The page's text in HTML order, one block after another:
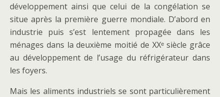
développement ainsi que celui de la congélation se
situe après la première guerre mondiale. D’abord en
industrie puis s’est lentement propagée dans les
ménages dans la deuxième moitié de XXᵉ siècle grâce
au développement de l’usage du réfrigérateur dans
les foyers.
Mais les aliments industriels se sont particulièrement